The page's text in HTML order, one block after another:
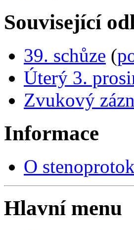
Související
39. schůze (
Úterý 3.
Zvukový
Informace
O
Hlavní menu